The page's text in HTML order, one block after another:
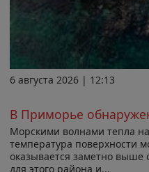
6 августа 2026 | 12:13
В Приморье
Морскими волнами тепла
температура поверхности
оказывается заметно
для этого района и...